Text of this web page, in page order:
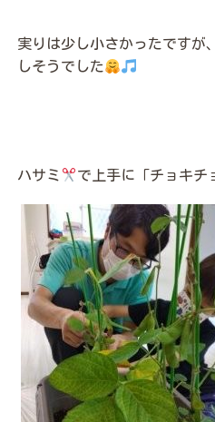
実りは少し小さかったですが
しそうでした
ハサミ で上手に「チョキチ